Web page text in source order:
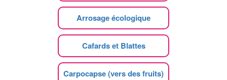
Arrosage écologique
Cafards et Blattes
Carpocapse (vers des fruits)